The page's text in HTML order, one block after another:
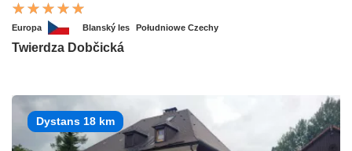
Europa Blanský les Południowe Czechy
Twierdza Dobčická
Dystans 18 km